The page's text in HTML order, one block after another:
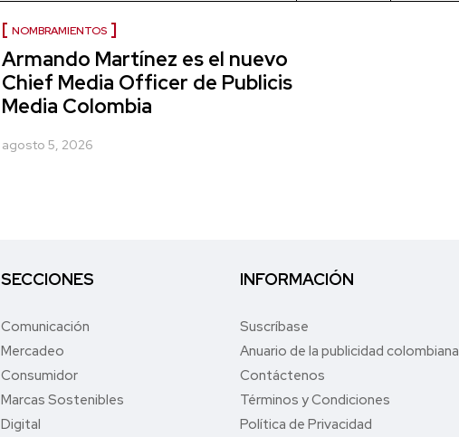
NOMBRAMIENTOS
Armando Martínez es el nuevo
Chief Media Officer de Publicis
Media Colombia
agosto 5, 2026
SECCIONES
Comunicación
Mercadeo
Consumidor
Marcas Sostenibles
Digital
INFORMACIÓN
Suscríbase
Anuario de la publicidad colombiana
Contáctenos
Términos y Condiciones
Política de Privacidad